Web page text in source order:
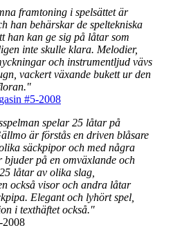
framtoning i spelsättet är
han behärskar de speltekniska
han kan ge sig på låtar som
inte skulle klara. Melodier,
och instrumentljud vävs
vackert växande bukett ur den
#5-2008
spelar 25 låtar på
är förstås en driven blåsare
säckpipor och med några
bjuder på en omväxlande och
låtar av olika slag,
också visor och andra låtar
Elegant och lyhört spel,
i texthäftet också."
2008